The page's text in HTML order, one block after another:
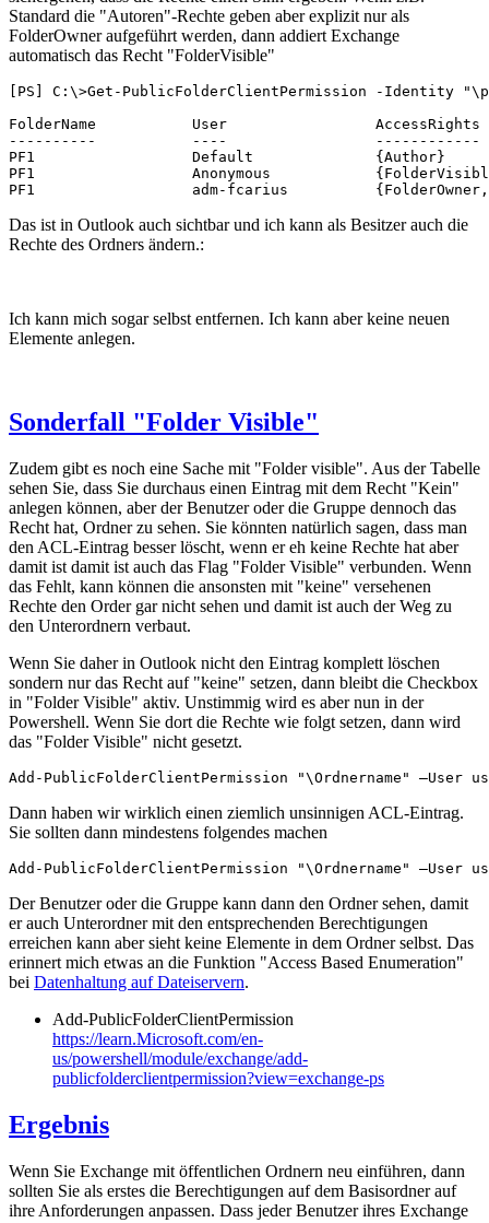
Standard die "Autoren"-Rechte geben aber explizit nur als
FolderOwner aufgeführt werden, dann addiert Exchange
automatisch das Recht "FolderVisible"
[PS] C:\>Get-PublicFolderClientPermission -Identity
FolderName           User                 AccessRights
----------           ----                 ------------
PF1                  Default              {Author}
PF1                  Anonymous
PF1                  adm-fcarius          {FolderOwner,
Das ist in Outlook auch sichtbar und ich kann als Besitzer auch die
Rechte des Ordners ändern.:
Ich kann mich sogar selbst entfernen. Ich kann aber keine neuen
Elemente anlegen.
Sonderfall "Folder Visible"
Zudem gibt es noch eine Sache mit "Folder visible". Aus der Tabelle
sehen Sie, dass Sie durchaus einen Eintrag mit dem Recht "Kein"
anlegen können, aber der Benutzer oder die Gruppe dennoch das
Recht hat, Ordner zu sehen. Sie könnten natürlich sagen, dass man
den ACL-Eintrag besser löscht, wenn er eh keine Rechte hat aber
damit ist damit ist auch das Flag "Folder Visible" verbunden. Wenn
das Fehlt, kann können die ansonsten mit "keine" versehenen
Rechte den Order gar nicht sehen und damit ist auch der Weg zu
den Unterordnern verbaut.
Wenn Sie daher in Outlook nicht den Eintrag komplett löschen
sondern nur das Recht auf "keine" setzen, dann bleibt die Checkbox
in "Folder Visible" aktiv. Unstimmig wird es aber nun in der
Powershell. Wenn Sie dort die Rechte wie folgt setzen, dann wird
das "Folder Visible" nicht gesetzt.
Add-PublicFolderClientPermission "\Ordnername" –User
Dann haben wir wirklich einen ziemlich unsinnigen ACL-Eintrag.
Sie sollten dann mindestens folgendes machen
Add-PublicFolderClientPermission "\Ordnername" –User
Der Benutzer oder die Gruppe kann dann den Ordner sehen, damit
er auch Unterordner mit den entsprechenden Berechtigungen
erreichen kann aber sieht keine Elemente in dem Ordner selbst. Das
erinnert mich etwas an die Funktion "Access Based Enumeration"
bei Datenhaltung auf Dateiservern.
Add-PublicFolderClientPermission
https://learn.Microsoft.com/en-
us/powershell/module/exchange/add-
publicfolderclientpermission?view=exchange-ps
Ergebnis
Wenn Sie Exchange mit öffentlichen Ordnern neu einführen, dann
sollten Sie als erstes die Berechtigungen auf dem Basisordner auf
ihre Anforderungen anpassen. Dass jeder Benutzer ihres Exchange